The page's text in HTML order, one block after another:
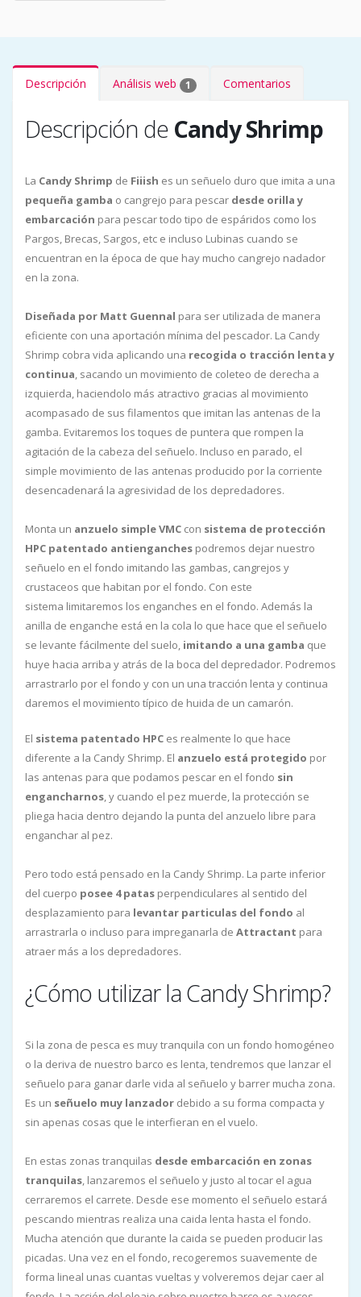
Descripción Análisis web 1 Comentarios
Descripción de Candy Shrimp
La Candy Shrimp de Fiiish es un señuelo duro que imita a una
pequeña gamba o cangrejo para pescar desde orilla y
embarcación para pescar todo tipo de espáridos como los
Pargos, Brecas, Sargos, etc e incluso Lubinas cuando se
encuentran en la época de que hay mucho cangrejo nadador
en la zona.
Diseñada por Matt Guennal para ser utilizada de manera
eficiente con una aportación mínima del pescador. La Candy
Shrimp cobra vida aplicando una recogida o tracción lenta y
continua, sacando un movimiento de coleteo de derecha a
izquierda, haciendolo más atractivo gracias al movimiento
acompasado de sus filamentos que imitan las antenas de la
gamba. Evitaremos los toques de puntera que rompen la
agitación de la cabeza del señuelo. Incluso en parado, el
simple movimiento de las antenas producido por la corriente
desencadenará la agresividad de los depredadores.
Monta un anzuelo simple VMC con sistema de protección
HPC patentado antienganches podremos dejar nuestro
señuelo en el fondo imitando las gambas, cangrejos y
crustaceos que habitan por el fondo. Con este
sistema limitaremos los enganches en el fondo. Además la
anilla de enganche está en la cola lo que hace que el señuelo
se levante fácilmente del suelo, imitando a una gamba que
huye hacia arriba y atrás de la boca del depredador. Podremos
arrastrarlo por el fondo y con un una tracción lenta y continua
daremos el movimiento típico de huida de un camarón.
El sistema patentado HPC es realmente lo que hace
diferente a la Candy Shrimp. El anzuelo está protegido por
las antenas para que podamos pescar en el fondo sin
engancharnos, y cuando el pez muerde, la protección se
pliega hacia dentro dejando la punta del anzuelo libre para
enganchar al pez.
Pero todo está pensado en la Candy Shrimp. La parte inferior
del cuerpo posee 4 patas perpendiculares al sentido del
desplazamiento para levantar particulas del fondo al
arrastrarla o incluso para impreganarla de Attractant para
atraer más a los depredadores.
¿Cómo utilizar la Candy Shrimp?
Si la zona de pesca es muy tranquila con un fondo homogéneo
o la deriva de nuestro barco es lenta, tendremos que lanzar el
señuelo para ganar darle vida al señuelo y barrer mucha zona.
Es un señuelo muy lanzador debido a su forma compacta y
sin apenas cosas que le interfieran en el vuelo.
En estas zonas tranquilas desde embarcación en zonas
tranquilas, lanzaremos el señuelo y justo al tocar el agua
cerraremos el carrete. Desde ese momento el señuelo estará
pescando mientras realiza una caida lenta hasta el fondo.
Mucha atención que durante la caida se pueden producir las
picadas. Una vez en el fondo, recogeremos suavemente de
forma lineal unas cuantas vueltas y volveremos dejar caer al